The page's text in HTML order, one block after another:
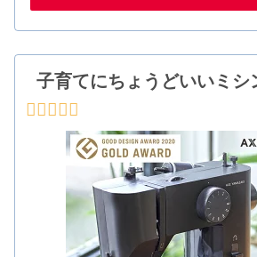
子育てにちょうどいいミシ